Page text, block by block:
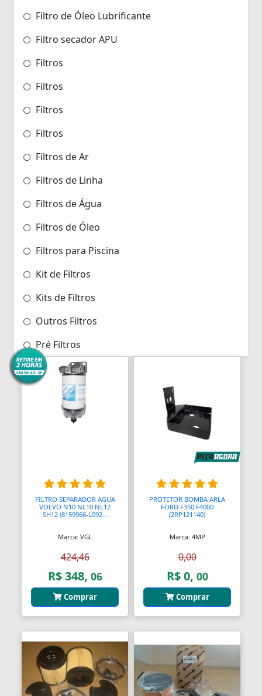
Filtro de Óleo Lubrificante
Filtro secador APU
Filtros
Filtros
Filtros
Filtros
Filtros de Ar
Filtros de Linha
Filtros de Água
Filtros de Óleo
Filtros para Piscina
Kit de Filtros
Kits de Filtros
Outros Filtros
Pré Filtros
FILTRO SEPARADOR AGUA
VOLVO N10 NL10 NL12
SH12 (8159966-L092...
Marca: VGL
424,46
R$ 348, 06
Comprar
PROTETOR BOMBA ARLA
FORD F350 F4000
(2RP121140)
Marca: 4MP
0,00
R$ 0, 00
Comprar